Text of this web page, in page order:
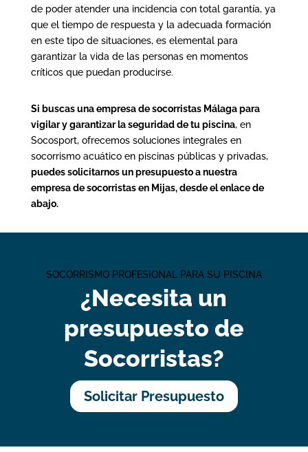
de poder atender una incidencia con total garantía, ya
que el tiempo de respuesta y la adecuada formación
en este tipo de situaciones, es elemental para
garantizar la vida de las personas en momentos
críticos que puedan producirse.
Si buscas unaempresa de socorristas Málagapara
vigilar y garantizar la seguridad de tu piscina, en
Socosport, ofrecemos soluciones integrales en
socorrismo acuático en piscinas públicas y privadas,
puedes solicitarnos un presupuesto a nuestra
empresa de socorristas en Mijas, desde el enlace de
abajo.
SOCORRISMO PROFESIONAL PARA SU PISCINA
¿Necesita un
presupuesto de
Socorristas?
Solicitar Presupuesto